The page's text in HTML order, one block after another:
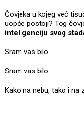
Čovjeka u kojeg već
uopće postoji? Tog
inteligenciju svog
Sram vas bilo.
Sram vas bilo.
Kako na nebu, tako i na